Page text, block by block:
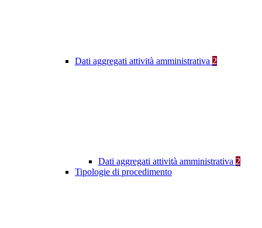
Dati aggregati attività amministrativa 2
Dati aggregati attività amministrativa 2
Tipologie di procedimento